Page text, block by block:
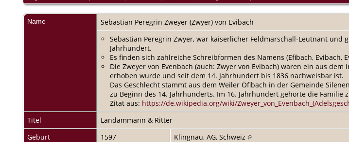
Name Sebastian Peregrin Zweyer (Zwyer) von Evibach
Sebastian Peregrin Zwyer, war kaiserlicher Feldmarschall-Leutnant
Jahrhundert.
Es finden sich zahlreiche Schreibformen des Namens (Efibach, Evibach,
Die Zweyer von Evenbach (auch: Zwyer von Evibach) waren ein aus
erhoben wurde und seit dem 14. Jahrhundert bis 1836 nachweisbar ist.
Das Geschlecht stammt aus dem Weiler Öfibach in der Gemeinde
zu Beginn des 14. Jahrhunderts. Im 16. Jahrhundert gehörte die
Zitat aus: https://de.wikipedia.org/wiki/
Titel
Landammann & Ritter
Geburt
1597
Klingnau, AG, Schweiz